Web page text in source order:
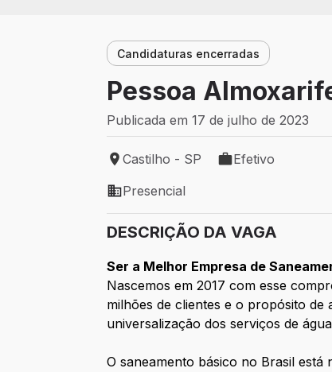
Candidaturas encerradas
Pessoa
Publicada em 17 de julho de 2023
Local de trabalho: Castilho - SP
Castilho - SP
Tipo de vaga:
Efetivo
Modelo de trabalho: Presencial
Presencial
DESCRIÇÃO DA VAGA
Ser a Melhor Empresa de
Nascemos em 2017 com esse
milhões de clientes e o propósito
universalização dos serviços de
O saneamento básico no Brasil